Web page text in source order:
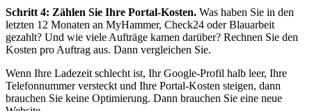
Schritt 4: Zählen Sie Ihre Portal-Kosten. Was haben Sie in den
letzten 12 Monaten an MyHammer, Check24 oder Blauarbeit
gezahlt? Und wie viele Aufträge kamen darüber? Rechnen Sie den
Kosten pro Auftrag aus. Dann vergleichen Sie.
Wenn Ihre Ladezeit schlecht ist, Ihr Google-Profil halb leer, Ihre
Telefonnummer versteckt und Ihre Portal-Kosten steigen, dann
brauchen Sie keine Optimierung. Dann brauchen Sie eine neue